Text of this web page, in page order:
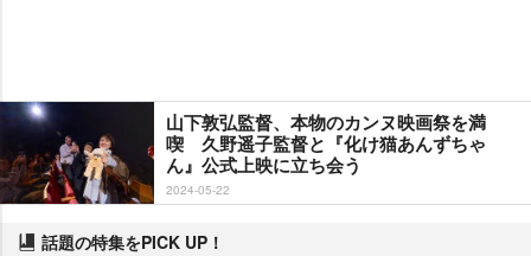
山下敦弘監督、本物のカンヌ映画祭を満
喫 久野遥子監督と『化け猫あんずちゃ
ん』公式上映に立ち会う
2024-05-22
話題の特集をPICK UP！